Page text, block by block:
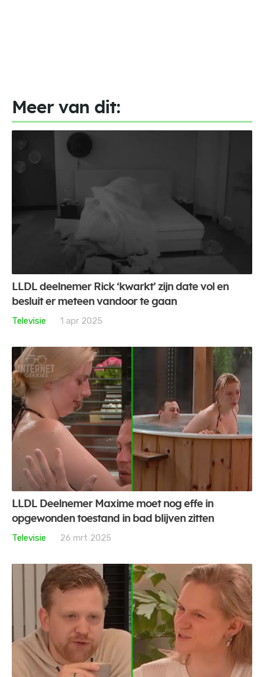
Meer van dit:
LLDL deelnemer Rick ‘kwarkt’ zijn date vol en
besluit er meteen vandoor te gaan
Televisie
1 apr 2025
LLDL Deelnemer Maxime moet nog effe in
opgewonden toestand in bad blijven zitten
Televisie
26 mrt 2025